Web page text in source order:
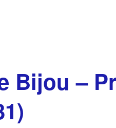
Bijou –